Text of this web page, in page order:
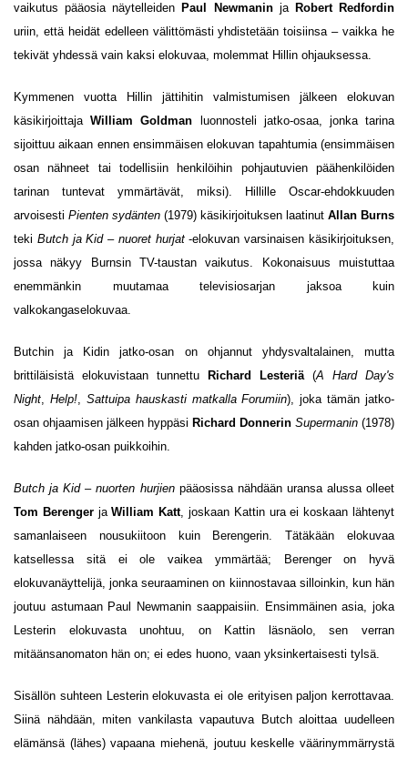
vaikutus pääosia näytelleiden Paul Newmaninja Robert Redfordin
uriin, että heidät edelleen välittömästi yhdistetään toisiinsa – vaikka he
tekivät yhdessä vain kaksi elokuvaa, molemmat Hillin ohjauksessa.
Kymmenen vuotta Hillin jättihitin valmistumisen jälkeen elokuvan
käsikirjoittajaWilliam Goldman luonnosteli jatko-osaa, jonka tarina
sijoittuu aikaan ennen ensimmäisen elokuvan tapahtumia (ensimmäisen
osan nähneet tai todellisiin henkilöihin pohjautuvien päähenkilöiden
tarinan tuntevat ymmärtävät, miksi). Hillille Oscar-ehdokkuuden
arvoisesti Pienten sydänten (1979) käsikirjoituksen laatinut Allan Burns
teki Butch ja Kid – nuoret hurjat-elokuvan varsinaisen käsikirjoituksen,
jossa näkyy Burnsin TV-taustan vaikutus. Kokonaisuus muistuttaa
enemmänkin muutamaa televisiosarjan jaksoa kuin
valkokangaselokuvaa.
Butchin ja Kidin jatko-osan on ohjannut yhdysvaltalainen, mutta
brittiläisistä elokuvistaan tunnettu
Richard Lesteriä(A Hard Day's
Night, Help!, Sattuipa hauskasti matkalla Forumiin), joka tämän jatko-
osan ohjaamisen jälkeen hyppäsi Richard Donnerin Supermanin (1978)
kahden jatko-osan puikkoihin.
Butch ja Kid – nuorten hurjienpääosissa nähdään uransa alussa olleet
Tom BerengerjaWilliam Katt, joskaan Kattin ura ei koskaan lähtenyt
samanlaiseen nousukiitoon kuin Berengerin. Tätäkään elokuvaa
katsellessa sitä ei ole vaikea ymmärtää; Berenger on hyvä
elokuvanäyttelijä, jonka seuraaminen on kiinnostavaa silloinkin, kun hän
joutuu astumaan Paul Newmanin saappaisiin. Ensimmäinen asia, joka
Lesterin elokuvasta unohtuu, on Kattin läsnäolo, sen verran
mitäänsanomaton hän on; ei edes huono, vaan yksinkertaisesti tylsä.
Sisällön suhteen Lesterin elokuvasta ei ole erityisen paljon kerrottavaa.
Siinä nähdään, miten vankilasta vapautuva Butch aloittaa uudelleen
elämänsä (lähes) vapaana miehenä, joutuu keskelle väärinymmärrystä